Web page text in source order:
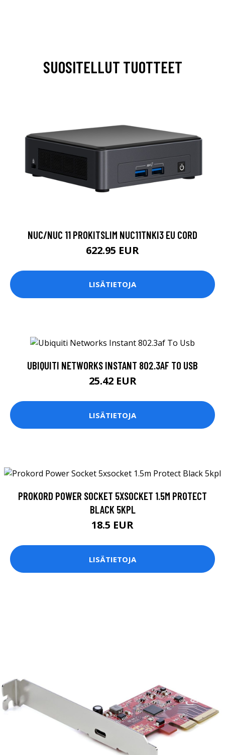
SUOSITELLUT TUOTTEET
NUC/NUC 11 PROKITSLIM NUC11TNKI3 EU CORD
622.95 EUR
LISÄTIETOJA
UBIQUITI NETWORKS INSTANT 802.3AF TO USB
25.42 EUR
LISÄTIETOJA
PROKORD POWER SOCKET 5XSOCKET 1.5M PROTECT
BLACK 5KPL
18.5 EUR
LISÄTIETOJA